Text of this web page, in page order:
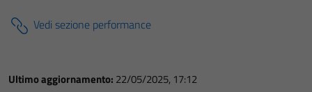
Vedi sezione performance
Ultimo aggiornamento: 22/05/2025, 17:12